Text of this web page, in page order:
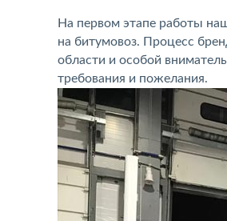
На первом этапе работы
на битумовоз. Процесс
области и особой
требования и пожелания.